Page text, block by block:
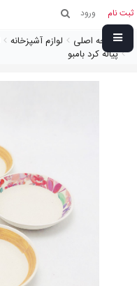
ثبت نام ورود
صفحه اصلی لوازم آشپزخانه
پياله كرد بامبو